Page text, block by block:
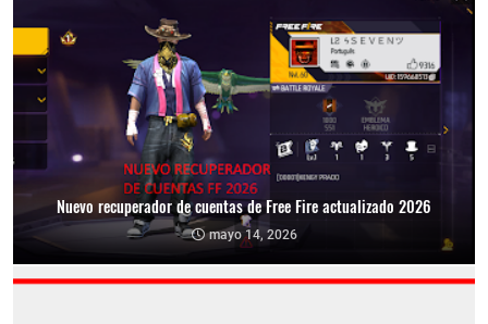
Nuevo recuperador de cuentas de Free Fire actualizado 2026
mayo 14, 2026